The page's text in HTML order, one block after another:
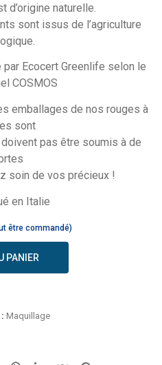
d’origine naturelle.
sont issus de l’agriculture
par Ecocert Greenlife selon le
COSMOS
emballages de nos rouges à
sont
pas être soumis à de
soin de vos précieux !
en Italie
être commandé)
PANIER
Maquillage